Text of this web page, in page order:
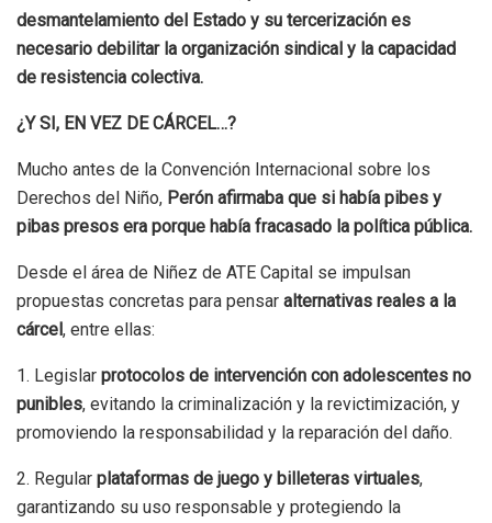
desmantelamiento del Estado y su tercerización es
necesario debilitar la organización sindical y la capacidad
de resistencia colectiva.
¿Y SI, EN VEZ DE CÁRCEL…?
Mucho antes de la Convención Internacional sobre los
Derechos del Niño, Perón afirmaba que si había pibes y
pibas presos era porque había fracasado la política pública.
Desde el área de Niñez de ATE Capital se impulsan
propuestas concretas para pensar alternativas reales a la
cárcel, entre ellas:
1. Legislar protocolos de intervención con adolescentes no
punibles, evitando la criminalización y la revictimización, y
promoviendo la responsabilidad y la reparación del daño.
2. Regular plataformas de juego y billeteras virtuales,
garantizando su uso responsable y protegiendo la